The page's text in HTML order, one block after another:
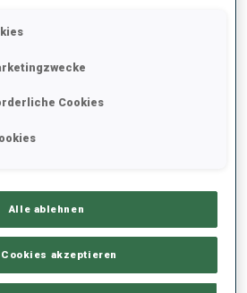
0 0
+8.0
Cookies
Alle ablehnen
akzeptieren